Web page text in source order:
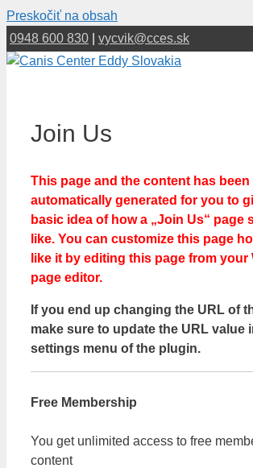
Preskočiť na obsah
0948 600 830
vycvik@cces.sk
Join Us
This page and the content has been
automatically generated for you to
basic idea of how a „Join Us“ page
like. You can customize this page
like it by editing this page from your
page editor.
If you end up changing the URL of
make sure to update the URL value
settings menu of the plugin.
Free Membership
You get unlimited access to free
content